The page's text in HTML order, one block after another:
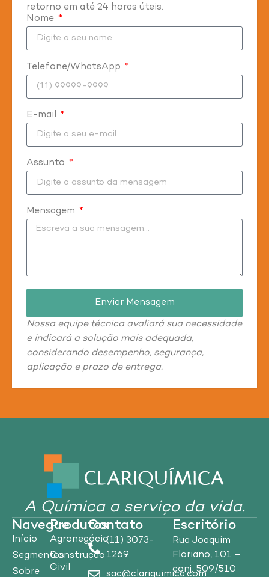
retorno em até 24 horas úteis.
Nome
Telefone/WhatsApp
E-mail
Assunto
Mensagem
Enviar Mensagem
Nossa equipe técnica avaliará sua necessidade
e indicará a solução mais adequada,
considerando desempenho, segurança,
aplicação e prazo de entrega.
A Química a serviço da vida.
Navegue
Início
Segmentos
Sobre
Produtos
Agronegócio
Construção
Civil
Contato
(11) 3073-
1269
sac@clariquimica.com
Escritório
Rua Joaquim
Floriano, 101 –
conj. 509/510